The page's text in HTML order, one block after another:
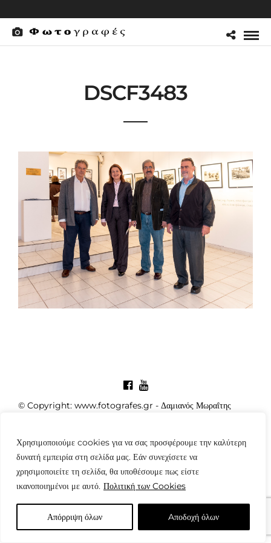
Χρησιμοποιούμε cookies για να σας προσφέρουμε την καλύτερη
δυνατή εμπειρία στη σελίδα μας. Εάν συνεχίσετε να
χρησιμοποιείτε τη σελίδα, θα υποθέσουμε πως είστε
ικανοποιημένοι με αυτό. Πολιτική των Cookies
Απόρριψη όλων Aποδοχή όλων
DSCF3483
© Copyright: www.fotografes.gr - Δαμιανός Μωραΐτης